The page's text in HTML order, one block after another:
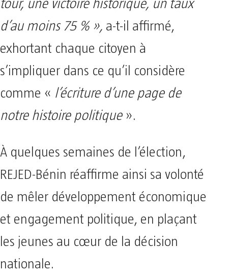
tour, une victoire historique, un taux
d’au moins 75 % », a-t-il affirmé,
exhortant chaque citoyen à
s’impliquer dans ce qu’il considère
comme « l’écriture d’une page de
notre histoire politique ».
À quelques semaines de l’élection,
REJED-Bénin réaffirme ainsi sa volonté
de mêler développement économique
et engagement politique, en plaçant
les jeunes au cœur de la décision
nationale.